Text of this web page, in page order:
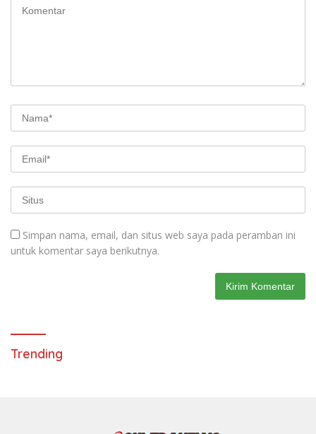
Simpan nama, email, dan situs web saya pada peramban ini
untuk komentar saya berikutnya.
Trending